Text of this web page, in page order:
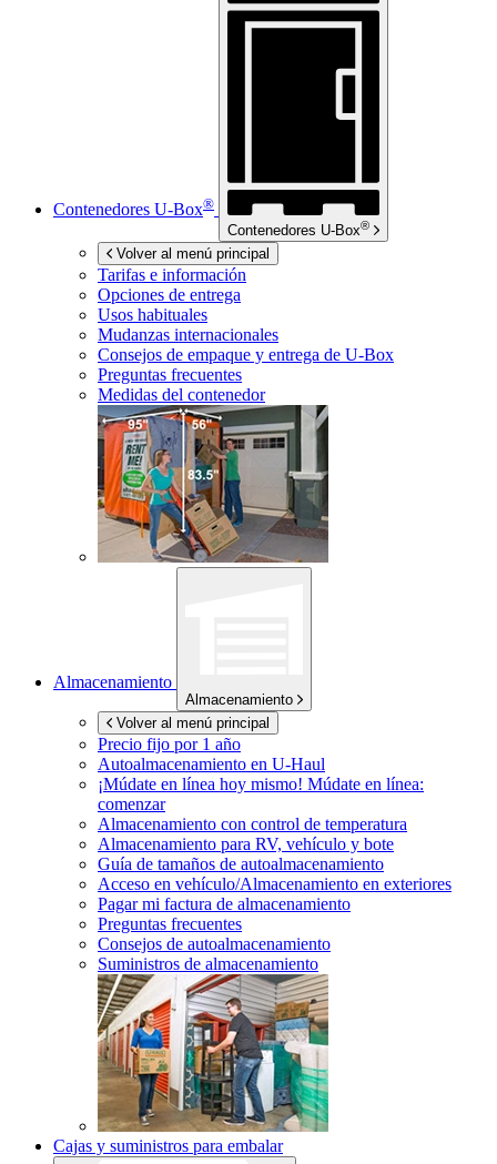
Contenedores U-Box®
Contenedores U-Box®
Volver al menú principal
Tarifas e información
Opciones de entrega
Usos habituales
Mudanzas internacionales
Consejos de empaque y entrega de U-Box
Preguntas frecuentes
Medidas del contenedor
Almacenamiento
Almacenamiento
Volver al menú principal
Precio fijo por 1 año
Autoalmacenamiento en U-Haul
¡Múdate en línea hoy mismo! Múdate en línea:
comenzar
Almacenamiento con control de temperatura
Almacenamiento para RV, vehículo y bote
Guía de tamaños de autoalmacenamiento
Acceso en vehículo/Almacenamiento en exteriores
Pagar mi factura de almacenamiento
Preguntas frecuentes
Consejos de autoalmacenamiento
Suministros de almacenamiento
Cajas y suministros para embalar